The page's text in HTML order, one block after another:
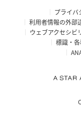
プライバ
利用者情報の外部
ウェブアクセシビ
標識・